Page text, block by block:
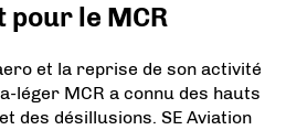
pour le MCR
et la reprise de son activité
léger MCR a connu des hauts
des désillusions. SE Aviation